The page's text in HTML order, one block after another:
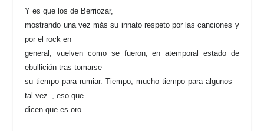
Y es que los de Berriozar,
mostrando una vez más su innato respeto por las canciones y
por el rock en
general, vuelven como se fueron, en atemporal estado de
ebullición tras tomarse
su tiempo para rumiar. Tiempo, mucho tiempo para algunos –
tal vez–, eso que
dicen que es oro.